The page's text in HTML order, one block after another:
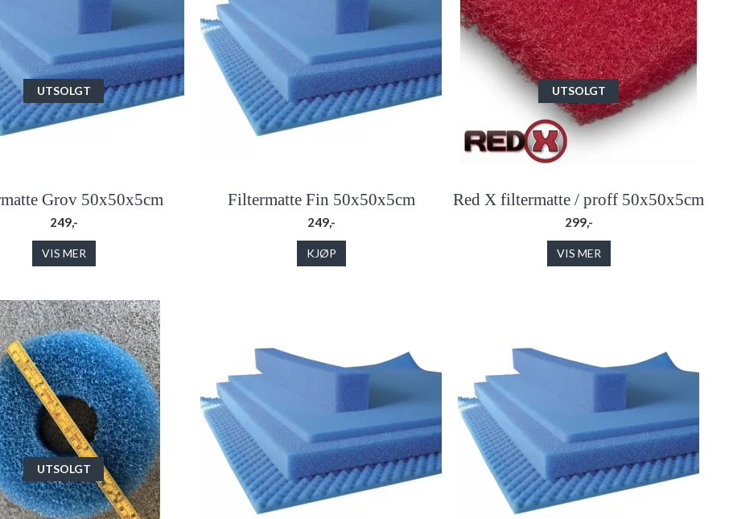
UTSOLGT
Grov 50x50x5cm
249,-
VIS MER
Filtermatte Fin 50x50x5cm
249,-
KJØP
UTSOLGT
Red X filtermatte / proff 50x50x5cm
299,-
VIS MER
UTSOLGT